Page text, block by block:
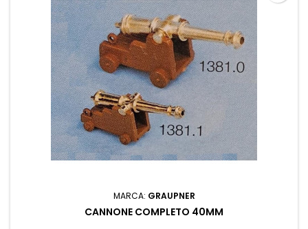
MARCA: GRAUPNER
CANNONE COMPLETO 40MM